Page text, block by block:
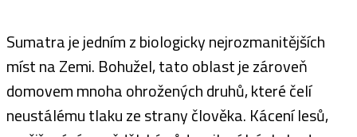
Sumatra je jedním z biologicky nejrozmanitějších
míst na Zemi. Bohužel, tato oblast je zároveň
domovem mnoha ohrožených druhů, které čelí
neustálému tlaku ze strany člověka. Kácení lesů,